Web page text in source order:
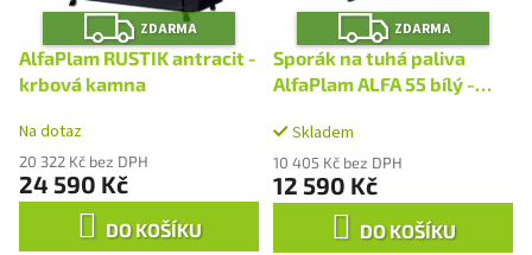
k
t
d
u
t
ů
Z
D
A
R
M
ZDARMA
AlfaPlam RUSTIK antracit -
krbová kamna
Na dotaz
20 322 Kč bez DPH
24 590 Kč
DO KOŠÍKU
Z
D
A
R
M
ZDARMA
Sporák na tuhá paliva
AlfaPlam ALFA 55 bílý -
Skladem
10 405 Kč bez DPH
12 590 Kč
DO KOŠÍKU